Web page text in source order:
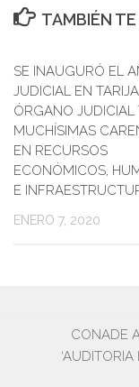
TAMBIÉN
SE INAUGURÓ EL
JUDICIAL EN
ÓRGANO JUDICIAL
MUCHÍSIMAS
EN RECURSOS
ECONÓMICOS,
E
ENERO 7, 2020
CONADE